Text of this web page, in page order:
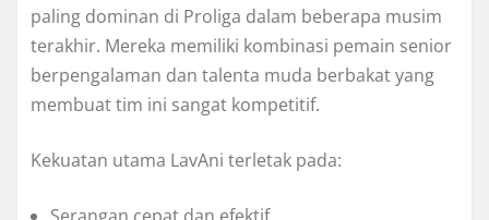
paling dominan di Proliga dalam beberapa musim
terakhir. Mereka memiliki kombinasi pemain senior
berpengalaman dan talenta muda berbakat yang
membuat tim ini sangat kompetitif.
Kekuatan utama LavAni terletak pada:
Serangan cepat dan efektif